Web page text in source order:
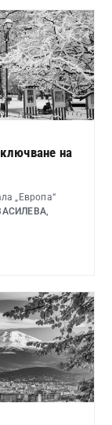
на
„Европа“